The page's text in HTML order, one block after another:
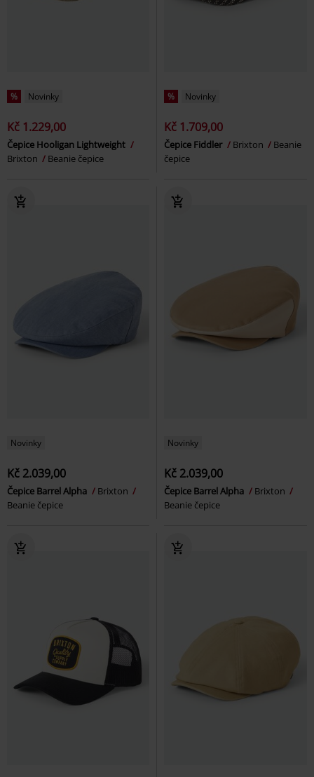
% Novinky
Kč 1.229,00
Čepice Hooligan Lightweight
Brixton
Beanie čepice
% Novinky
Kč 1.709,00
Čepice Fiddler Brixton
Beanie
čepice
Novinky
Kč 2.039,00
Čepice Barrel Alpha
Brixton
Beanie čepice
Novinky
Kč 2.039,00
Čepice Barrel Alpha
Brixton
Beanie čepice